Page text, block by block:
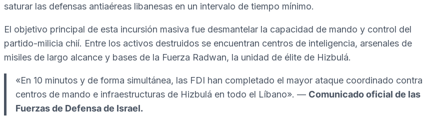
saturar las defensas antiaéreas libanesas en un intervalo de tiempo mínimo.
El objetivo principal de esta incursión masiva fue desmantelar la capacidad de mando y control del
partido-milicia chií. Entre los activos destruidos se encuentran centros de inteligencia, arsenales de
misiles de largo alcance y bases de la Fuerza Radwan, la unidad de élite de Hizbulá.
«En 10 minutos y de forma simultánea, las FDI han completado el mayor ataque coordinado contra
centros de mando e infraestructuras de Hizbulá en todo el Líbano». — Comunicado oficial de las
Fuerzas de Defensa de Israel.